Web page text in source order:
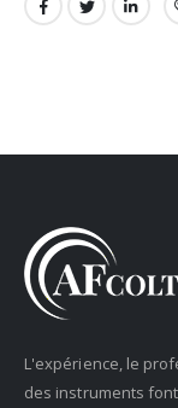
L'expérience, le
des instruments